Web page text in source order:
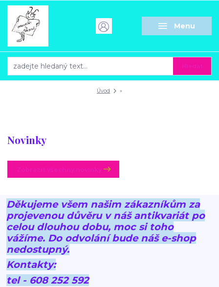
Menu
Úvod »
Novinky
Děkujeme všem našim zákazníkům za
projevenou důvěru v náš antikvariát po
celou dlouhou dobu, moc si toho
vážíme. Do odvolání bude náš e-shop
nedostupný.
Kontakty:
tel - 608 252 592